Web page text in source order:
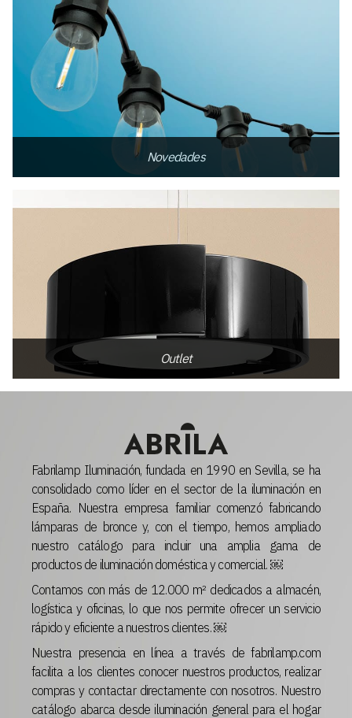
Novedades
Outlet
Fabrilamp Iluminación, fundada en 1990 en Sevilla, se ha
consolidado como líder en el sector de la iluminación en
España. Nuestra empresa familiar comenzó fabricando
lámparas de bronce y, con el tiempo, hemos ampliado
nuestro catálogo para incluir una amplia gama de
productos de iluminación doméstica y comercial. ￼
Contamos con más de 12.000 m² dedicados a almacén,
logística y oficinas, lo que nos permite ofrecer un servicio
rápido y eficiente a nuestros clientes. ￼
Nuestra presencia en línea a través de fabrilamp.com
facilita a los clientes conocer nuestros productos, realizar
compras y contactar directamente con nosotros. Nuestro
catálogo abarca desde iluminación general para el hogar